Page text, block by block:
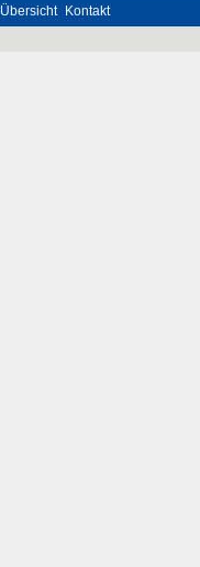
Übersicht Kontakt